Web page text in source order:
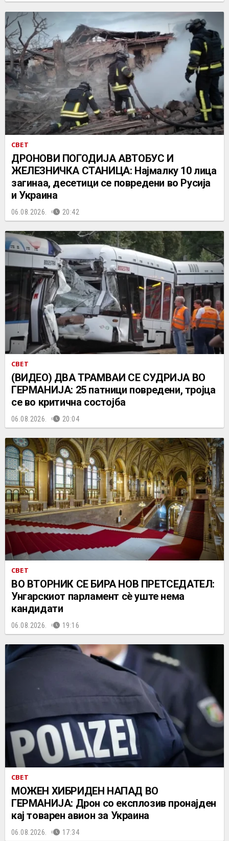
СВЕТ
ДРОНОВИ ПОГОДИЈА АВТОБУС И
ЖЕЛЕЗНИЧКА СТАНИЦА: Најмалку 10 лица
загинаа, десетици се повредени во Русија
и Украина
06.08.2026. 20:42
СВЕТ
(ВИДЕО) ДВА ТРАМВАИ СЕ СУДРИЈА ВО
ГЕРМАНИЈА: 25 патници повредени, тројца
се во критична состојба
06.08.2026. 20:04
СВЕТ
ВО ВТОРНИК СЕ БИРА НОВ ПРЕТСЕДАТЕЛ:
Унгарскиот парламент сè уште нема
кандидати
06.08.2026. 19:16
СВЕТ
МОЖЕН ХИБРИДЕН НАПАД ВО
ГЕРМАНИЈА: Дрон со експлозив пронајден
кај товарен авион за Украина
06.08.2026. 17:34